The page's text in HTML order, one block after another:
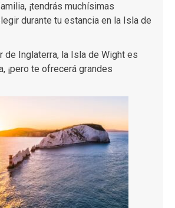
¡tendrás muchísimas
durante tu estancia en la Isla de
de Inglaterra, la Isla de Wight es
¡pero te ofrecerá grandes